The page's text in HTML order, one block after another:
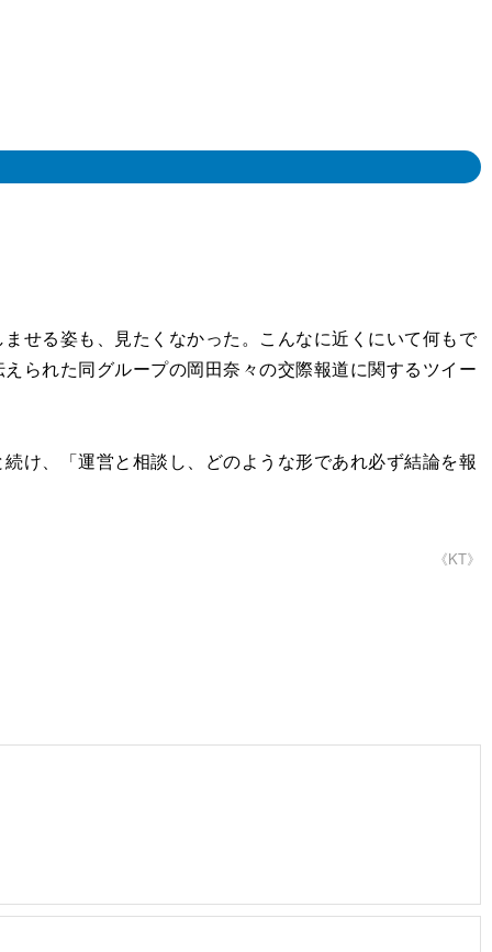
せる姿も、見たくなかった。こんなに近くにいて何もで
られた同グループの岡田奈々の交際報道に関するツイー
け、「運営と相談し、どのような形であれ必ず結論を報
《KT》